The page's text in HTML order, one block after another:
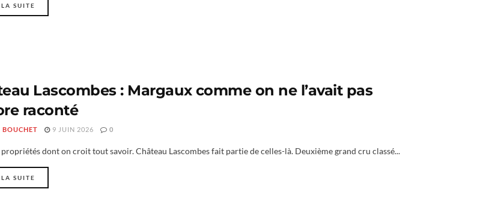
SUITE
Lascombes : Margaux comme on ne l’avait pas
raconté
BOUCHET 9 JUIN 2026 0
propriétés dont on croit tout savoir. Château Lascombes fait partie de celles-là. Deuxième grand cru classé...
SUITE